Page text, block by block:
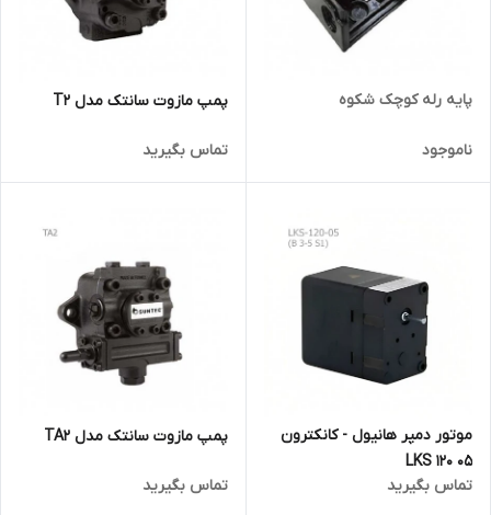
پایه رله کوچک شکوه
ناموجود
پمپ مازوت سانتک مدل T2
تماس بگیرید
موتور دمپر هانیول - کانکترون
LKS 120 05
تماس بگیرید
پمپ مازوت سانتک مدل TA2
تماس بگیرید